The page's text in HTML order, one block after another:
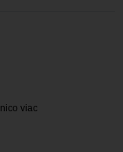
viac